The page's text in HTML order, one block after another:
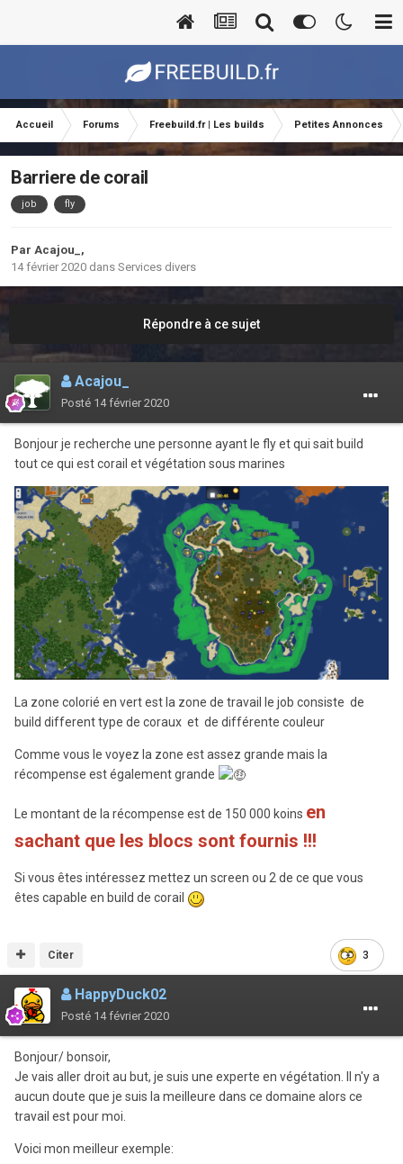
Accueil Forums Freebuild.fr | Les builds Petites Annonces
Barriere de corail
job fly
Par Acajou_ ,
14 février 2020 dans Services divers
Répondre à ce sujet
Acajou_
Posté 14 février 2020
Bonjour je recherche une personne ayant le fly et qui sait build
tout ce qui est corail et végétation sous marines
La zone colorié en vert est la zone de travail le job consiste de
build different type de coraux et de différente couleur
Comme vous le voyez la zone est assez grande mais la
récompense est également grande
Le montant de la récompense est de 150 000 koins en
sachant que les blocs sont fournis !!!
Si vous êtes intéressez mettez un screen ou 2 de ce que vous
êtes capable en build de corail
3
Citer
HappyDuck02
Posté 14 février 2020
Bonjour/ bonsoir,
Je vais aller droit au but, je suis une experte en végétation. Il n'y a
aucun doute que je suis la meilleure dans ce domaine alors ce
travail est pour moi.
Voici mon meilleur exemple: